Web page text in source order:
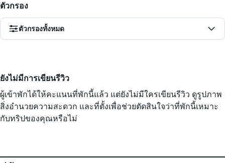
ตัวกรอง
ตัวกรองทั้งหมด
ยังไม่มีการเขียนรีวิว
ผู้เข้าพักได้ให้คะแนนที่พักนี้แล้ว แต่ยังไม่มีใครเขียนรีวิว ดูรูปภาพ
สิ่งอำนวยความสะดวก และที่ตั้งเพื่อช่วยตัดสินใจว่าที่พักนี้เหมาะ
กับทริปของคุณหรือไม่